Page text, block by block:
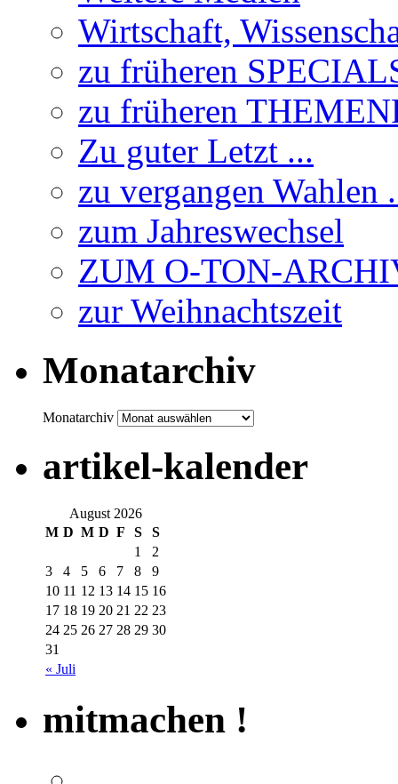
Wirtschaft,
zu früheren
zu früheren
Zu guter Letzt ...
zu vergangen Wahlen
zum Jahreswechsel
ZUM O-TON-
zur Weihnachtszeit
Monatarchiv
Monatarchiv
artikel-kalender
August 2026
M D M D F S S
« Juli
1
2
3
4 5 6 7 8
9
10 11 12 13 14 15 16
17 18 19 20 21 22 23
24 25 26 27 28 29 30
31
mitmachen !